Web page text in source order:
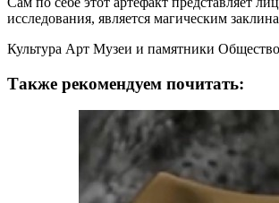
исследования, является магическим
Культура Арт Музеи и памятники
Также рекомендуем почитать: